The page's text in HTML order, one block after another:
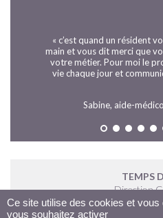
Ce site utilise des cookies et
vous souhaitez activer
« c’est quand un résident
main et vous dit merci que
votre métier. Pour moi le
vie chaque jour et
Sabine, aide-
TEMPS
Direction
Parc du